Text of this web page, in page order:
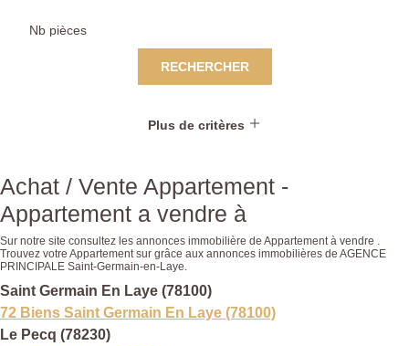
RECHERCHER
Plus de critères
Achat / Vente Appartement -
Appartement a vendre à
Sur notre site consultez les annonces immobilière de Appartement à vendre .
Trouvez votre Appartement sur grâce aux annonces immobilières de AGENCE
PRINCIPALE Saint-Germain-en-Laye.
Saint Germain En Laye (78100)
72 Biens Saint Germain En Laye (78100)
Le Pecq (78230)